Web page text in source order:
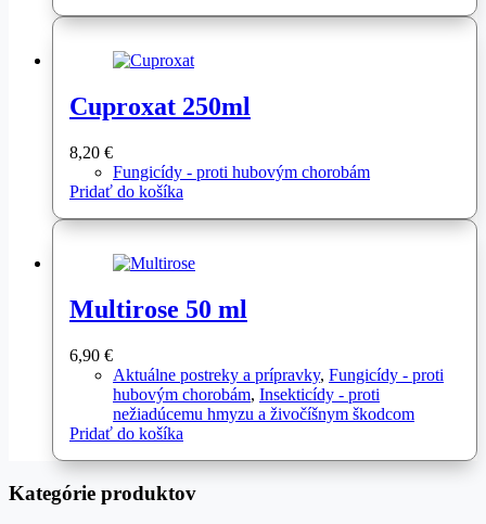
Cuproxat 250ml
8,20 €
Fungicídy - proti hubovým chorobám
Pridať do košíka
Multirose 50 ml
6,90 €
Aktuálne postreky a prípravky, Fungicídy - proti
hubovým chorobám, Insekticídy - proti
nežiadúcemu hmyzu a živočíšnym škodcom
Pridať do košíka
Kategórie produktov